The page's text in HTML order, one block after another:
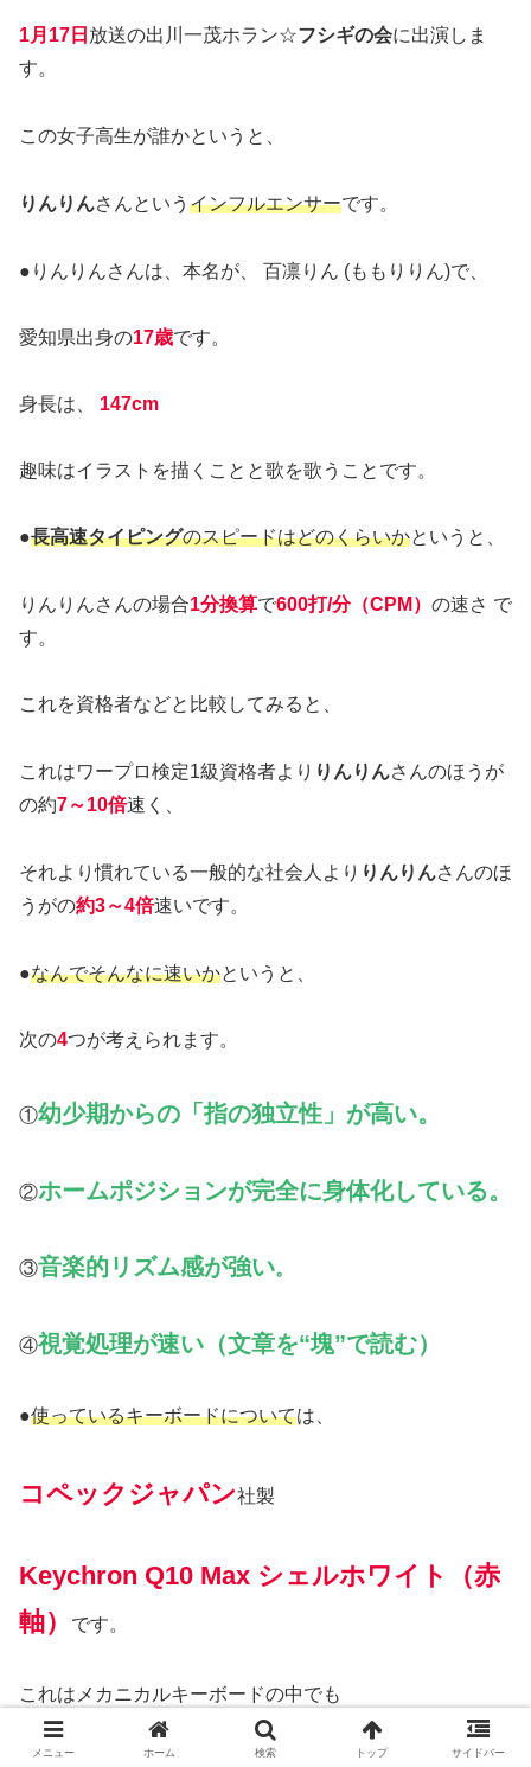
1月17日 放送の出川一茂ホラン☆フシギの会に出演しま
す。
この女子高生が誰かというと、
りんりんさんという インフルエンサーです。
●りんりんさんは、本名が、 百凛りん (ももりりん)で、
愛知県出身の17歳です。
身長は、 147cm
趣味はイラストを描くことと歌を歌うことです。
●長高速タイピングのスピードはどのくらいかというと、
りんりんさんの場合1分換算で600打/分（CPM） の速さ で
す。
これを資格者などと比較してみると、
これはワープロ検定1級資格者より りんりんさんのほうが
の約7～10倍速く、
それより慣れている一般的な社会人より りんりんさんのほ
うがの約3～4倍速いです。
●なんでそんなに速いかというと、
次の4つが考えられます。
①幼少期からの「指の独立性」が高い。
②ホームポジションが完全に身体化している。
③音楽的リズム感が強い。
④視覚処理が速い（文章を“塊”で読む）
●使っているキーボードについては、
コペックジャパン社製
Keychron Q10 Max シェルホワイト（赤
軸）
です。
これはメカニカルキーボードの中でも
高性能かつカスタマイズ性の高いモデルです。
メニュー ホーム 検索 トップ サイドバー